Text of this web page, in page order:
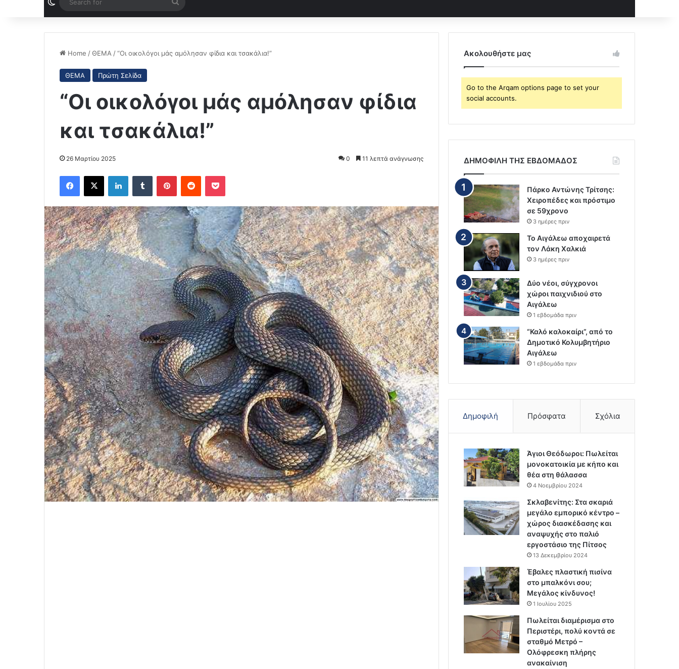
for
Home /ΘΕΜΑ /“Οι οικολόγοι μάς αμόλησαν φίδια και τσακάλια!”
ΘΕΜΑ Πρώτη Σελίδα
“Οι οικολόγοι μάς αμόλησαν φίδια
και τσακάλια!”
26 Μαρτίου 2025 0 11 λεπτά ανάγνωσης
Facebook
X LinkedInTumblr PinterestReddit Pocket
Ακολουθήστε μας
Go to the Arqam options page to set your
social accounts.
ΔΗΜΟΦΙΛΗ ΤΗΣ ΕΒΔΟΜΑΔΟΣ
Πάρκο Αντώνης Τρίτσης:
Χειροπέδες και πρόστιμο
σε 59χρονο
3 ημέρες πριν
Το Αιγάλεω αποχαιρετά
τον Λάκη Χαλκιά
3 ημέρες πριν
Δύο νέοι, σύγχρονοι
χώροι παιχνιδιού στο
Αιγάλεω
1 εβδομάδα πριν
“Καλό καλοκαίρι”, από το
Δημοτικό Κολυμβητήριο
Αιγάλεω
1 εβδομάδα πριν
Δημοφιλή Πρόσφατα Σχόλια
Άγιοι Θεόδωροι: Πωλείται
μονοκατοικία με κήπο και
θέα στη θάλασσα
4 Νοεμβρίου 2024
Σκλαβενίτης: Στα σκαριά
μεγάλο εμπορικό κέντρο –
χώρος διασκέδασης και
αναψυχής στο παλιό
εργοστάσιο της Πίτσος
13 Δεκεμβρίου 2024
Έβαλες πλαστική πισίνα
στο μπαλκόνι σου;
Μεγάλος κίνδυνος!
1 Ιουλίου 2025
Πωλείται διαμέρισμα στο
Περιστέρι, πολύ κοντά σε
σταθμό Μετρό –
Ολόφρεσκη πλήρης
ανακαίνιση